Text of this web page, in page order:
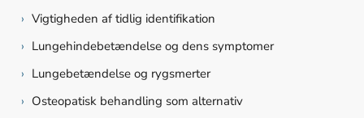
› Vigtigheden af tidlig identifikation
› Lungehindebetændelse og dens symptomer
› Lungebetændelse og rygsmerter
› Osteopatisk behandling som alternativ